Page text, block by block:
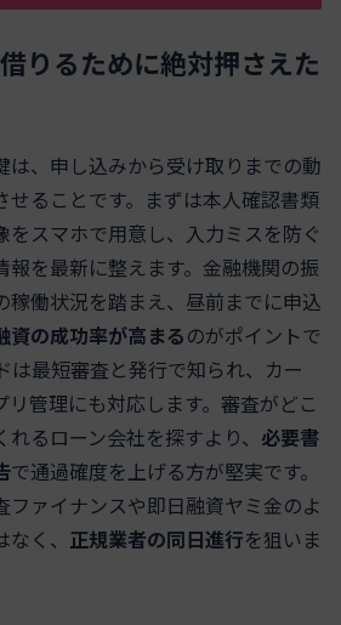
りるために絶対押さえた
は、申し込みから受け取りまでの動
せることです。まずは本人確認書類
をスマホで用意し、入力ミスを防ぐ
報を最新に整えます。金融機関の振
稼働状況を踏まえ、昼前までに申込
資の成功率が高まるのがポイントで
は最短審査と発行で知られ、カー
リ管理にも対応します。審査がどこ
るローン会社を探すより、 必要書
で通過確度を上げる方が堅実です。
ファイナンスや即日融資ヤミ金のよ
く、 正規業者の同日進行を狙いま